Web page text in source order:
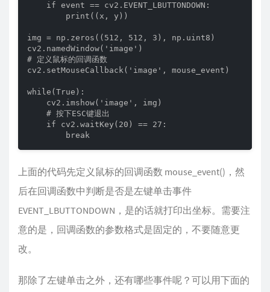
    if event == cv2.EVENT_LBUTTONDOWN:
        print((x, y))
img = np.zeros((512, 512, 3), np.uint8)
cv2.namedWindow('image')
# 定义鼠标的回调函数
cv2.setMouseCallback('image', mouse_event)
while(True):
    cv2.imshow('image', img)
    # 按下ESC键退出
    if cv2.waitKey(20) == 27:
        break
上面的代码先定义鼠标的回调函数 mouse_event()，然
后在回调函数中判断是否是左键单击事件
EVENT_LBUTTONDOWN，是的话就打印出坐标。需要注
意的是，回调函数的参数格式是固定的，不要随意更
改。
那除了左键单击之外，还有哪些事件呢？可以用下面的